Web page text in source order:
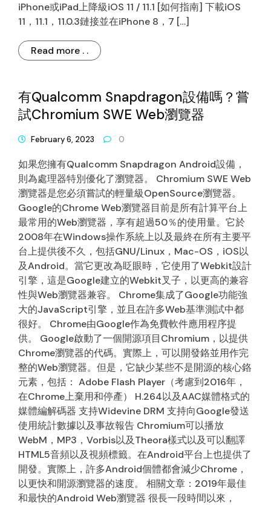
iPhone或iPad上降級iOS 11 / 11.1 [如何指南] 下載iOS
11，11.1，11.0.3鏈接並在iPhone 8，7 […]
Read more . .
有Qualcomm Snapdragon設備嗎？嘗
試Chromium SWE Web瀏覽器
February 6, 2023 0
如果您擁有Qualcomm Snapdragon Android設備，
則為處理器特別優化了瀏覽器。 Chromium SWE Web
瀏覽器是您必須嘗試的輕量級OpenSource瀏覽器。
Google的Chrome Web瀏覽器目前是所有計算平台上
最常用的Web瀏覽器，享有超過50％的使用量。它於
2008年在Windows操作系統上以及最終在所有主要平
台上提供後不久，包括GNU/Linux，Mac-OS，iOS以
及Android。當它更改為眨眼時，它使用了Webkit設計
引擎，這是Google建立的Webkit叉子，以更高的兼容
性與Web瀏覽器兼容。 Chrome集成了Google功能強
大的JavaScript引擎，並且在許多Web基準測試中都
很好。 Chrome由Google作為免費軟件應用程序提
供。 Google啟動了一個開源項目Chromium，以提供
Chrome瀏覽器的代碼。實際上，可以開發鉻並用作完
整的Web瀏覽器。但是，它缺少某些不是開源的核心鉻
元素，包括： Adobe Flash Player（考慮到2016年，
在Chrome上棄用和停產） H.264以及AAC媒體格式的
媒體編解碼器 支持Widevine DRM 支持向Google發送
使用統計數據以及事故報告 Chromium可以播放
WebM，MP3，Vorbis以及Theora樣式以及可以翻譯
HTML5音頻以及視頻標籤。在Android平台上也提供了
開發。實際上，許多Android個體都會減少Chrome，
以更快和開源瀏覽器的速度。 相關文章：2019年最佳
和最快的Android Web瀏覽器 很長一段時間以來，